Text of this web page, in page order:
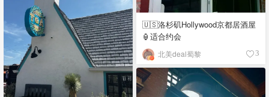
🇺🇸洛杉矶Hollywood京都居酒屋
🏮适合约会
北美deal蜀黎 3